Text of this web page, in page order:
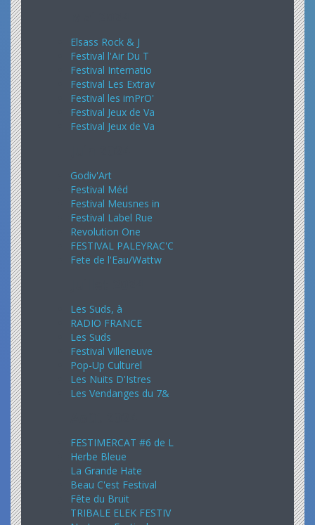
Elsass Rock & J
Festival l'Air Du T
Festival Internatio
Festival Les Extrav
Festival les imPrO'
Festival Jeux de Va
Festival Jeux de Va
Godiv'Art
Festival Méd
Festival Meusnes in
Festival Label Rue
Revolution One
FESTIVAL PALEYRAC'C
Fete de l'Eau/Wattw
Les Suds, à
RADIO FRANCE
Les Suds
Festival Villeneuve
Pop-Up Culturel
Les Nuits D'Istres
Les Vendanges du 7&
FESTIMERCAT #6 de L
Herbe Bleue
La Grande Hate
Beau C'est Festival
Fête du Bruit
TRIBALE ELEK FESTIV